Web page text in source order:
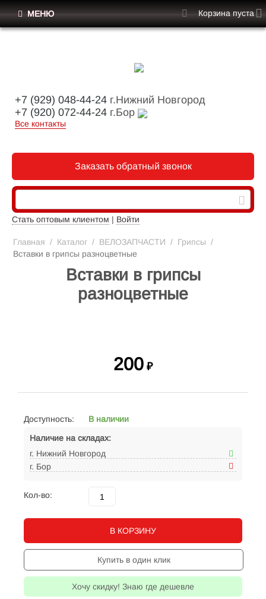
+7 (929) 048-44-24 г.Нижний Новгород
+7 (920) 072-44-24 г.Бор
Все контакты
Заказать обратный звонок
Стать оптовым клиентом | Войти
МЕНЮ Корзина пуста
Главная / Каталог / ВЕЛОЗАПЧАСТИ / Грипсы /
Вставки в грипсы разноцветные
Вставки в грипсы
разноцветные
200 ₽
Доступность:
В наличии
Наличие на складах:
г. Нижний Новгород
г. Бор
Кол-во:
В КОРЗИНУ
Купить в один клик
Хочу скидку! Знаю где дешевле